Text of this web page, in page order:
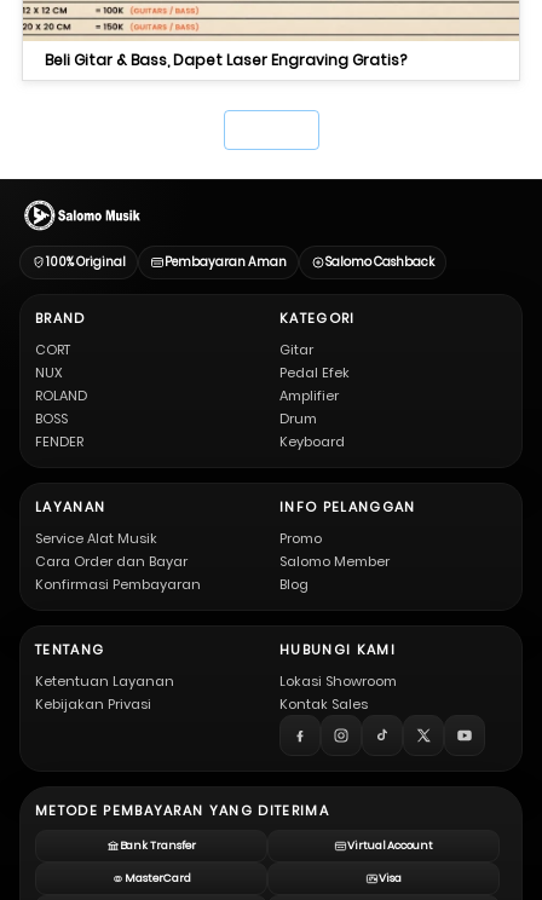
Beli Gitar & Bass, Dapet Laser Engraving Gratis?
100% Original Pembayaran Aman Salomo Cashback
BRAND
CORT
NUX
ROLAND
BOSS
FENDER
KATEGORI
Gitar
Pedal Efek
Amplifier
Drum
Keyboard
LAYANAN
Service Alat Musik
Cara Order dan Bayar
Konfirmasi Pembayaran
INFO PELANGGAN
Promo
Salomo Member
Blog
TENTANG
Ketentuan Layanan
Kebijakan Privasi
HUBUNGI KAMI
Lokasi Showroom
Kontak Sales
METODE PEMBAYARAN YANG DITERIMA
Bank Transfer Virtual Account
MasterCard Visa